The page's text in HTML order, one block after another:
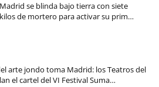
se blinda bajo tierra con siete
de mortero para activar su prim…
arte jondo toma Madrid: los Teatros del
el cartel del VI Festival Suma…